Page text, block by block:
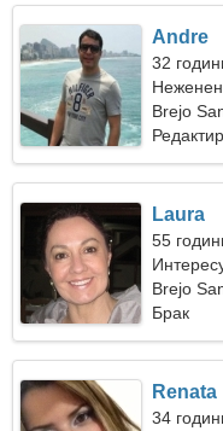
Andre
32
Brejo
Laura
55
Brejo
Брак
Renata
34